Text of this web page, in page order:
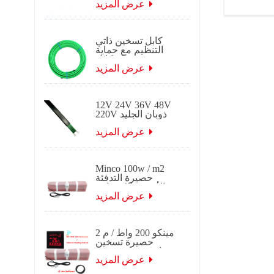
ذاتي التنظيم
كابل تسخين ذاتي
التنظيم مع حماية
تجميد جديلة كابل
تتبع الحرارة
الكهربائي ذاتي
التنظيم لتطبيقات
12V 24V 36V 48V
220V ذوبان الجليد
التدفئة الكهربائية
Minco 100w / m2
حصيرة التدفئة
الأرضية الكهربائية
مينكو 200 واط / م 2
حصيرة تسخين
حرارية 0.5 ~ 15 م 2
عرض 0.5 م